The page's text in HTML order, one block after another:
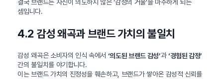
결국 브랜드는 자신이 의도하지 않은 ‘감정의 거울’을 마주하게 되는
셈입니다.
4.2 감성 왜곡과 브랜드 가치의 불일치
감성 왜곡은 소비자의 인식 속에서 ‘의도된 브랜드 감성’과‘경험된 감정’
간의 불일치를 야기합니다.
이는 브랜드 가치의 진정성을 훼손하고, 브랜드가 쌓아온 감성적 신뢰를